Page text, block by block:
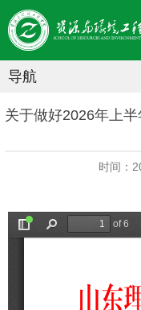
导航
关于做好2026年上
时间：